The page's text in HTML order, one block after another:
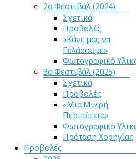
2ο Φεστιβάλ (2024)
Σχετικά
Προβολές
«Κάνε μας να
Γελάσουμε»
Φωτογραφικό
3ο Φεστιβάλ (2025)
Σχετικά
Προβολές
«Μια Μικρή
Περιπέτεια»
Φωτογραφικό
Πρόταση Χορηγίας
Προβολές